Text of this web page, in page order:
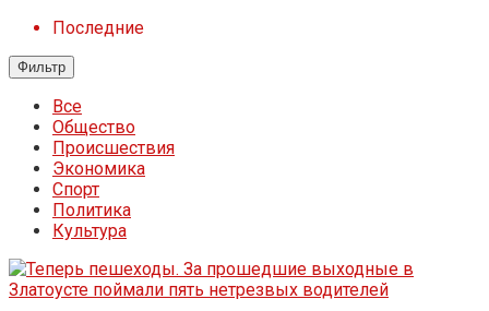
Последние
Фильтр
Все
Общество
Происшествия
Экономика
Спорт
Политика
Культура